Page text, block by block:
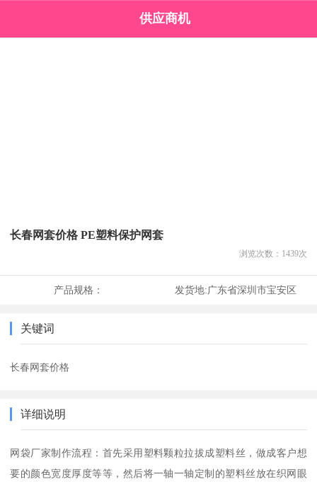
供应商机
长春网套价格 PE塑料保护网套
浏览次数： 1439次
产品规格： 发货地:广东省深圳市宝安区
关键词
长春网套价格
详细说明
网袋厂家制作流程：首先采用塑料颗粒拉拔成塑料丝，做成客户想
要的颜色宽度厚度等等，然后将一轴一轴定制的塑料丝放在织网眼